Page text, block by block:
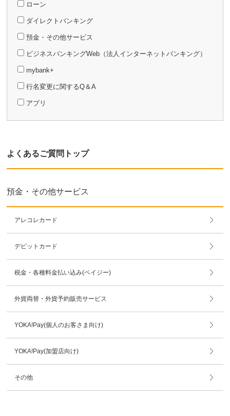
ローン
ダイレクトバンキング
預金・その他サービス
ビジネスバンキングWeb（法人インターネットバンキング）
mybank+
行名変更に関するQ＆A
アプリ
よくあるご質問トップ
預金・その他サービス
アレコレカード
デビットカード
税金・各種料金払い込み(ペイジー)
外貨両替・外貨予約販売サービス
YOKA!Pay(個人のお客さま向け)
YOKA!Pay(加盟店向け)
その他